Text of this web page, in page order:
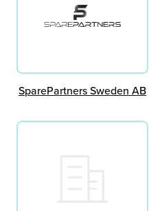
SparePartners Sweden AB